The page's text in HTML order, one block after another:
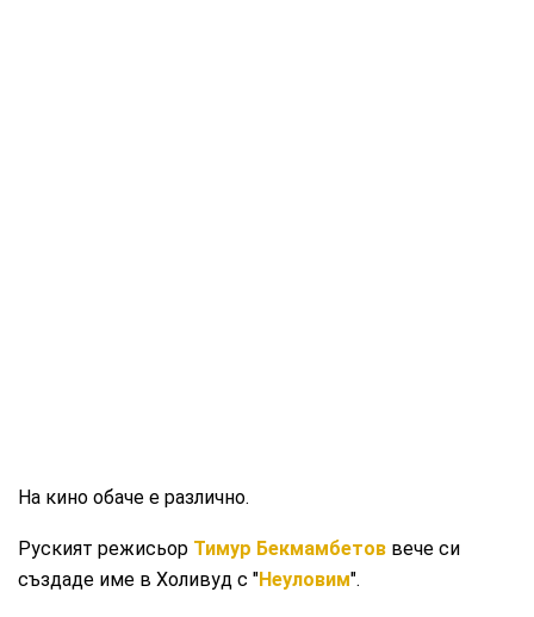
На кино обаче е различно.
Руският режисьор Тимур Бекмамбетов вече си
създаде име в Холивуд с "Неуловим".